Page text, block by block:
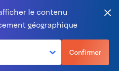
le contenu
géographique
Confirmer